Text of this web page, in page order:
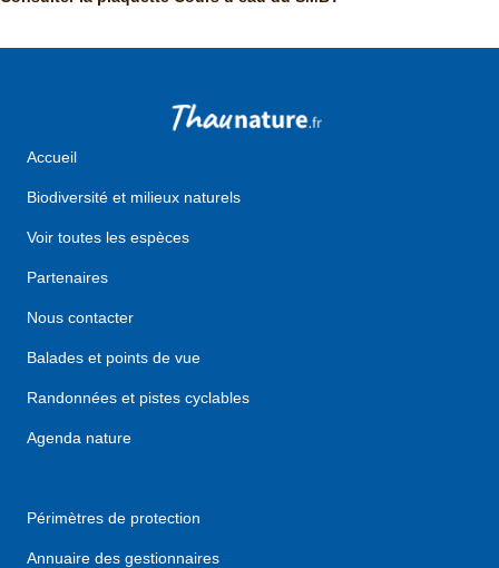
Accueil
Biodiversité et milieux naturels
Voir toutes les espèces
Partenaires
Nous contacter
Balades et points de vue
Randonnées et pistes cyclables
Agenda nature
Périmètres de protection
Annuaire des gestionnaires